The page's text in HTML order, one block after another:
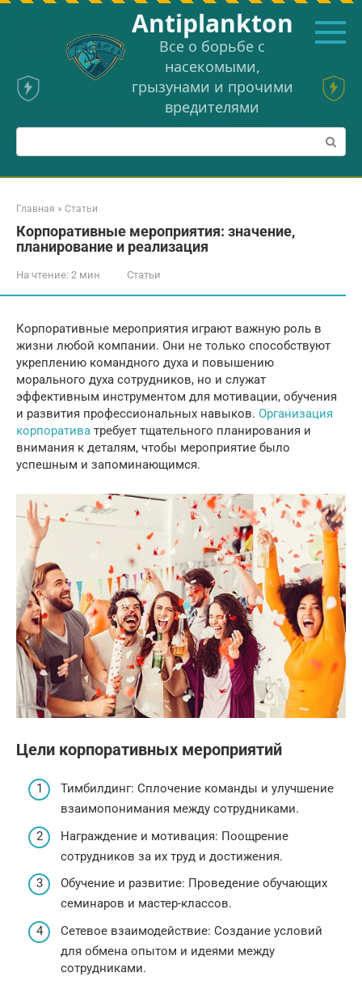
Перейти
Аntiplankton
Все о борьбе с
насекомыми,
грызунами и прочими
вредителями
Поиск:
Главная » Статьи
Корпоративные мероприятия: значение,
планирование и реализация
На чтение: 2 мин Статьи
Корпоративные мероприятия играют важную роль в
жизни любой компании. Они не только способствуют
укреплению командного духа и повышению
морального духа сотрудников, но и служат
эффективным инструментом для мотивации, обучения
и развития профессиональных навыков. Организация
корпоратива требует тщательного планирования и
внимания к деталям, чтобы мероприятие было
успешным и запоминающимся.
Цели корпоративных мероприятий
Тимбилдинг: Сплочение команды и улучшение
взаимопонимания между сотрудниками.
Награждение и мотивация: Поощрение
сотрудников за их труд и достижения.
Обучение и развитие: Проведение обучающих
семинаров и мастер-классов.
Сетевое взаимодействие: Создание условий
для обмена опытом и идеями между
сотрудниками.